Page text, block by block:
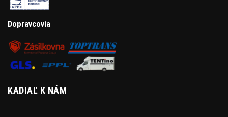
Dopravcovia
KADIAĽ K NÁM